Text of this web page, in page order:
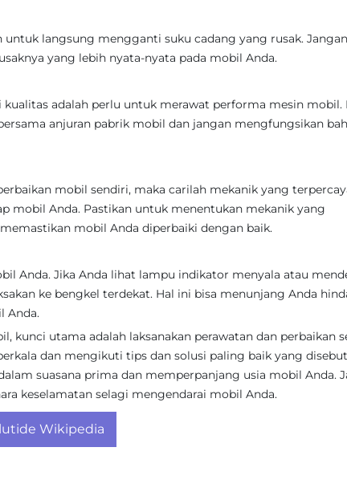
langsung mengganti suku cadang yang rusak.
yang lebih nyata-nyata pada mobil Anda.
adalah perlu untuk merawat performa mesin mobil.
anjuran pabrik mobil dan jangan mengfungsikan
mobil sendiri, maka carilah mekanik yang
mobil Anda. Pastikan untuk menentukan mekanik yang
mobil Anda diperbaiki dengan baik.
Anda. Jika Anda lihat lampu indikator menyala atau
ke bengkel terdekat. Hal ini bisa menunjang Anda
Anda.
kunci utama adalah laksanakan perawatan dan perbaikan
dan mengikuti tips dan solusi paling baik yang
suasana prima dan memperpanjang usia mobil Anda.
keselamatan selagi mengendarai mobil Anda.
Wikipedia